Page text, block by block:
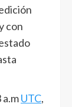
con
UTC,